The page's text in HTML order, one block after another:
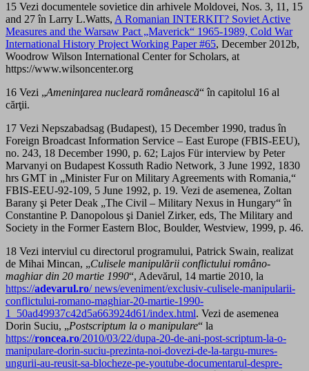
15 Vezi documentele sovietice din arhivele Moldovei, Nos. 3, 11, 15
and 27 în Larry L.Watts, A Romanian INTERKIT? Soviet Active
Measures and the Warsaw Pact „Maverick“ 1965-1989, Cold War
International History Project Working Paper #65, December 2012b,
Woodrow Wilson International Center for Scholars, at
https://www.wilsoncenter.org
16 Vezi „Ameninţarea nucleară românească“ în capitolul 16 al
cărţii.
17 Vezi Nepszabadsag (Budapest), 15 December 1990, tradus în
Foreign Broadcast Information Service – East Europe (FBIS-EEU),
no. 243, 18 December 1990, p. 62; Lajos Für interview by Peter
Marvanyi on Budapest Kossuth Radio Network, 3 June 1992, 1830
hrs GMT in „Minister Fur on Military Agreements with Romania,“
FBIS-EEU-92-109, 5 June 1992, p. 19. Vezi de asemenea, Zoltan
Barany şi Peter Deak „The Civil – Military Nexus in Hungary“ în
Constantine P. Danopolous şi Daniel Zirker, eds, The Military and
Society in the Former Eastern Bloc, Boulder, Westview, 1999, p. 46.
18 Vezi interviul cu directorul programului, Patrick Swain, realizat
de Mihai Mincan, „Culisele manipulării conflictului româno-
maghiar din 20 martie 1990“, Adevărul, 14 martie 2010, la
https://adevarul.ro/ news/eveniment/exclusiv-culisele-manipularii-
conflictului-romano-maghiar-20-martie-1990-
1_50ad49937c42d5a663924d61/index.html. Vezi de asemenea
Dorin Suciu, „Postscriptum la o manipulare“ la
https://roncea.ro/2010/03/22/dupa-20-de-ani-post-scriptum-la-o-
manipulare-dorin-suciu-prezinta-noi-dovezi-de-la-targu-mures-
ungurii-au-reusit-sa-blocheze-pe-youtube-documentarul-despre-